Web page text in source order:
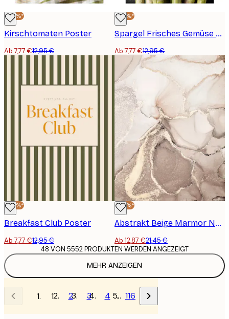
-40%*
Kirschtomaten Poster
Ab 7,77 €12,95 €
-40%*
Spargel Frisches Gemüse Poster
Ab 7,77 €12,95 €
-40%*
Breakfast Club Poster
Ab 7,77 €12,95 €
-40%*
Abstrakt Beige Marmor No2 Poster
Ab 12,87 €21,45 €
MEHR ANZEIGEN
48 VON 5552 PRODUKTEN WERDEN ANGEZEIGT
1 2 3 4 … 116